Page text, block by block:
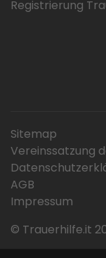
Registrierung
Sitemap
Vereinssatzung
AGB
Impressum
© Trauerhilfe.it